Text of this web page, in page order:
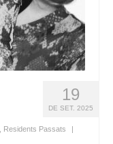
19
DE SET. 2025
Residents Passats
|